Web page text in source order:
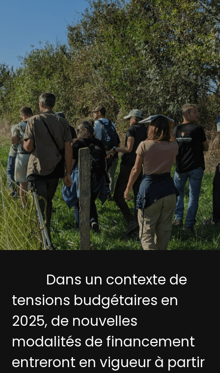
Dans un contexte de
tensions budgétaires en
2025, de nouvelles
modalités de financement
entreront en vigueur à partir